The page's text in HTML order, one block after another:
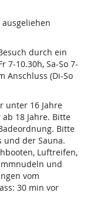
durch ein
7-10.30h, Sa-So 7-
Anschluss (Di-So
unter 16 Jahre
18 Jahre. Bitte
Bitte
und der Sauna.
Luftreifen,
und
vom
30 min vor